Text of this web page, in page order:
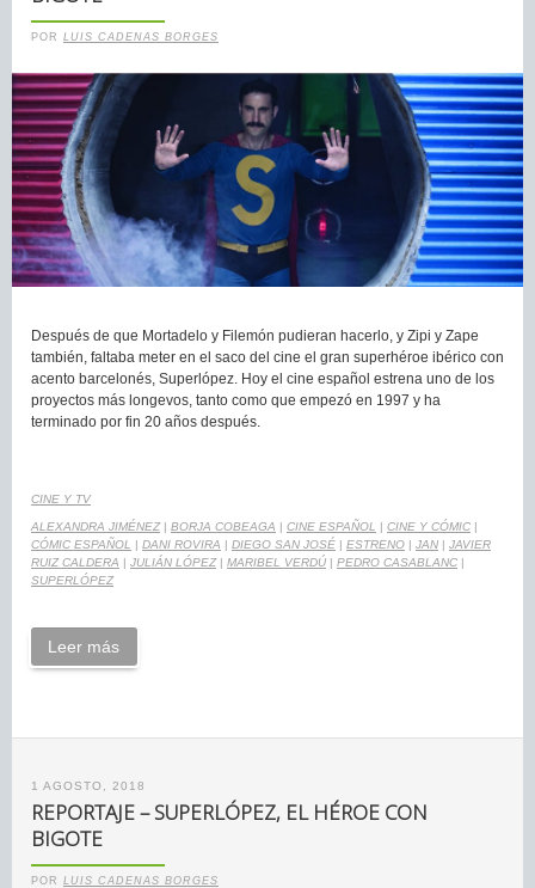
POR LUIS CADENAS BORGES
Después de que Mortadelo y Filemón pudieran hacerlo, y Zipi y Zape
también, faltaba meter en el saco del cine el gran superhéroe ibérico con
acento barcelonés, Superlópez. Hoy el cine español estrena uno de los
proyectos más longevos, tanto como que empezó en 1997 y ha
terminado por fin 20 años después.
CINE Y TV
ALEXANDRA JIMÉNEZ| BORJA COBEAGA | CINE ESPAÑOL | CINE Y CÓMIC |
CÓMIC ESPAÑOL
| DANI ROVIRA | DIEGO SAN JOSÉ | ESTRENO | JAN | JAVIER
RUIZ CALDERA | JULIÁN LÓPEZ| MARIBEL VERDÚ | PEDRO CASABLANC |
SUPERLÓPEZ
Leer más
1 AGOSTO, 2018
REPORTAJE – SUPERLÓPEZ, EL HÉROE CON
BIGOTE
POR LUIS CADENAS BORGES